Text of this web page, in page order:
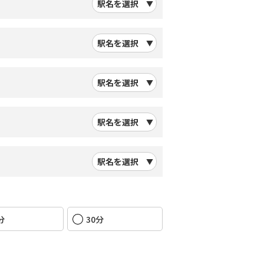
駅名を選択
駅名を選択
駅名を選択
駅名を選択
駅名を選択
30分